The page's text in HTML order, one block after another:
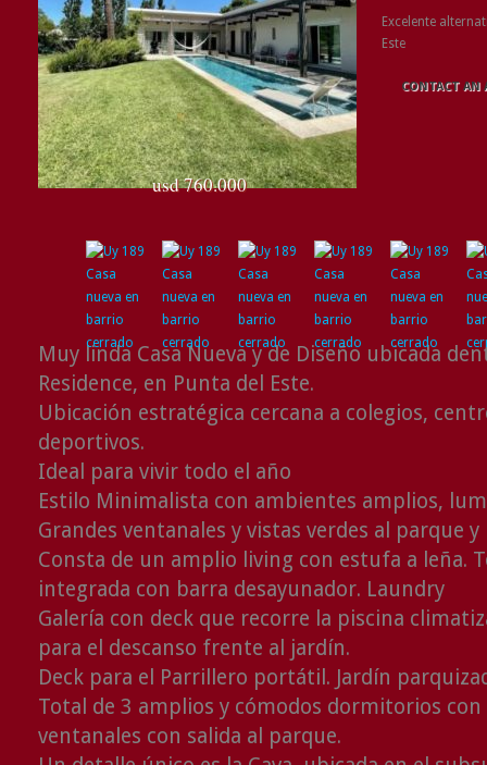
usd 760.000
Excelente
Este
CONTACT AN
Muy linda Casa Nueva y de Diseño ubicada
Residence, en Punta del Este.
Ubicación estratégica cercana a colegios,
deportivos.
Ideal para vivir todo el año
Estilo Minimalista con ambientes amplios,
Grandes ventanales y vistas verdes al parque y
Consta de un amplio living con estufa a leña.
integrada con barra desayunador. Laundry
Galería con deck que recorre la piscina
para el descanso frente al jardín.
Deck para el Parrillero portátil. Jardín
Total de 3 amplios y cómodos dormitorios
ventanales con salida al parque.